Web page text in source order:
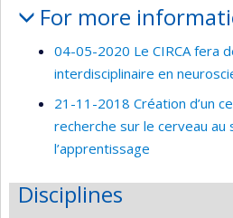
For more
04-05-2020 Le CIRCA fera
interdisciplinaire en
21-11-2018 Création d’un
recherche sur le cerveau au
l’apprentissage
Disciplines